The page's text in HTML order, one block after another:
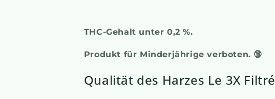
THC-Gehalt unter 0,2 %.
Produkt für Minderjährige verboten. 🔞
Qualität des Harzes Le 3X Filtré